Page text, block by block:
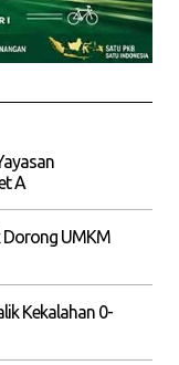
A
Dorong UMKM
Kekalahan 0-